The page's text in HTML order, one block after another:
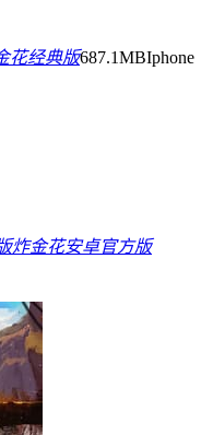
花经典版687.1MBIphone
炸金花安卓官方版